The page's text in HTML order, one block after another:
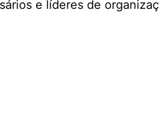
e líderes de